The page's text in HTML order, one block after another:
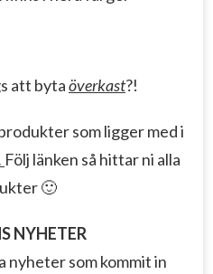
att bytaöverkast?!
som ligger med i
Följ länken så hittar ni alla
🙂
NYHETER
nyheter som kommit in